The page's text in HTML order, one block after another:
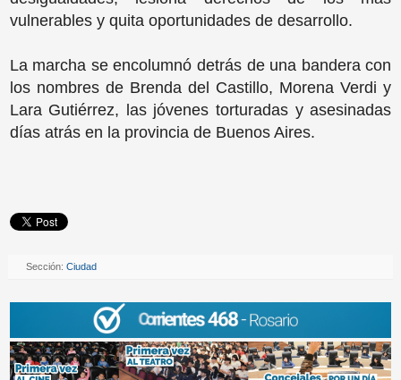
vulnerables y quita oportunidades de desarrollo.
La marcha se encolumnó detrás de una bandera con
los nombres de Brenda del Castillo, Morena Verdi y
Lara Gutiérrez, las jóvenes torturadas y asesinadas
días atrás en la provincia de Buenos Aires.
Sección:Ciudad